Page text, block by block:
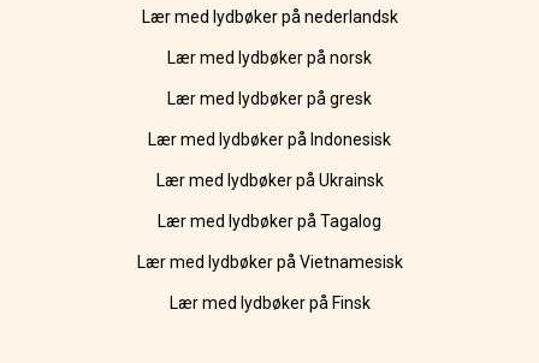
Lær med lydbøker på nederlandsk
Lær med lydbøker på norsk
Lær med lydbøker på gresk
Lær med lydbøker på Indonesisk
Lær med lydbøker på Ukrainsk
Lær med lydbøker på Tagalog
Lær med lydbøker på Vietnamesisk
Lær med lydbøker på Finsk